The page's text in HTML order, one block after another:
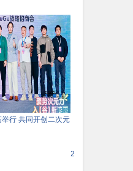
行 共同开创二次元
2